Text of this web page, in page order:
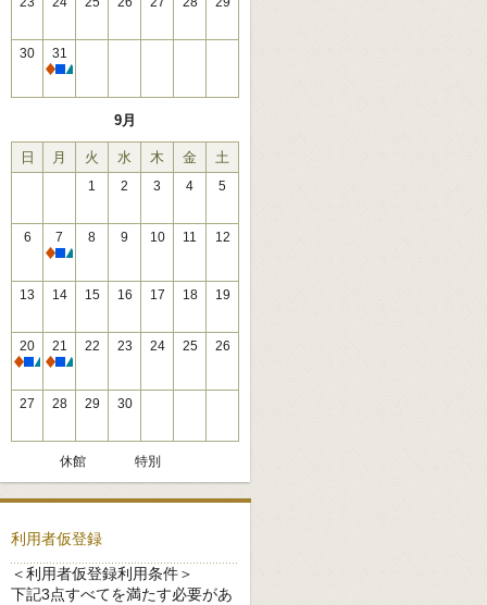
30
31
休館
9月
日 月 火 水 木 金 土
1 2 3 4 5
6
7
休館
8 9 10 11 12
13 14 15 16 17 18 19
20
休館
21
休館
22 23 24 25 26
27 28 29 30
休館 特別
利用者仮登録
＜利用者仮登録利用条件＞
下記3点すべてを満たす必要があ